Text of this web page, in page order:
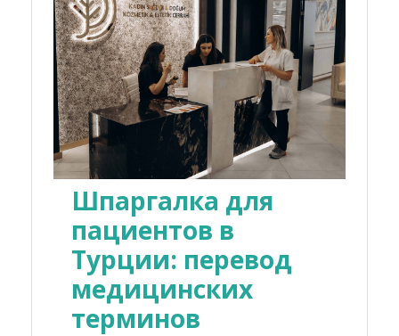
Шпаргалка для
пациентов в
Турции: перевод
медицинских
терминов